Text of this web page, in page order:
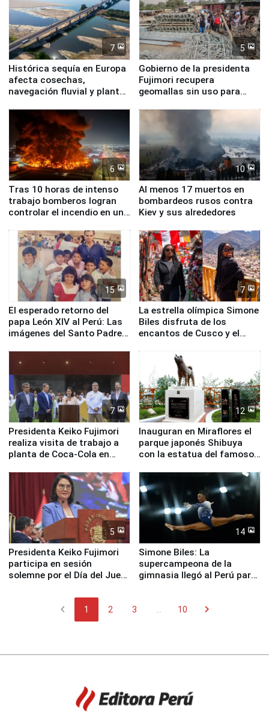
7
Histórica sequía en Europa
afecta cosechas,
navegación fluvial y plantas
5
Gobierno de la presidenta
Fujimori recupera
geomallas sin uso para
Fenómeno El Niño
6
Tras 10 horas de intenso
trabajo bomberos logran
controlar el incendio en una
de Chile
10
Al menos 17 muertos en
bombardeos rusos contra
Kiev y sus alrededores
15
El esperado retorno del
papa León XIV al Perú: Las
imágenes del Santo Padre
7
La estrella olímpica Simone
Biles disfruta de los
encantos de Cusco y el
7
Presidenta Keiko Fujimori
realiza visita de trabajo a
planta de Coca-Cola en
12
Inauguran en Miraflores el
parque japonés Shibuya
con la estatua del famoso
5
Presidenta Keiko Fujimori
participa en sesión
solemne por el Día del Juez
14
Simone Biles: La
supercampeona de la
gimnasia llegó al Perú para
chevron_left 1 2 3 ... 10 chevron_right